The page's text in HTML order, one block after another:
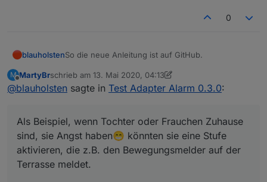
0
blauholstenSo die neue Anleitung ist auf GitHub.
Da ja mehrfach der Wunsch geäußert wurde, dass
es eine Überwachung auch bei Anwesenheit
Situation eingefallen und ich kann das besser
nachvollziehen.
Stufe aktivieren, die z.B. den Bewegungsmelder
auf der Terrasse meldet.
Ich werde dies in einen der nächsten Versionen
mit einbeziehen.
M
Offline
MartyBrschrieb am 13. Mai 2020, 04:13
zuletzt editiert von MartyBr
@blauholsten sagte in Test Adapter Alarm 0.3.0:
Als Beispiel, wenn Tochter oder Frauchen Zuhause
sind, sie Angst haben😁 könnten sie eine Stufe
aktivieren, die z.B. den Bewegungsmelder auf der
Terrasse meldet.